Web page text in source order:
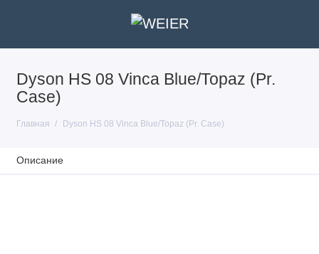
Dyson HS 08 Vinca Blue/Topaz (Pr.
Case)
Главная Dyson HS 08 Vinca Blue/Topaz (Pr. Case)
Описание